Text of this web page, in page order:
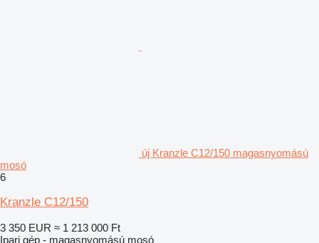
új Kranzle C12/150 magasnyomású
mosó
6
Kranzle C12/150
3 350 EUR ≈ 1 213 000 Ft
Ipari gép - magasnyomású mosó